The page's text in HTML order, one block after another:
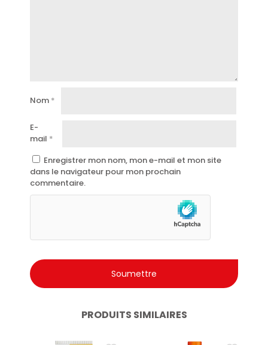
Nom *
E-
mail *
Enregistrer mon nom, mon e-mail et mon site
dans le navigateur pour mon prochain
commentaire.
PRODUITS SIMILAIRES